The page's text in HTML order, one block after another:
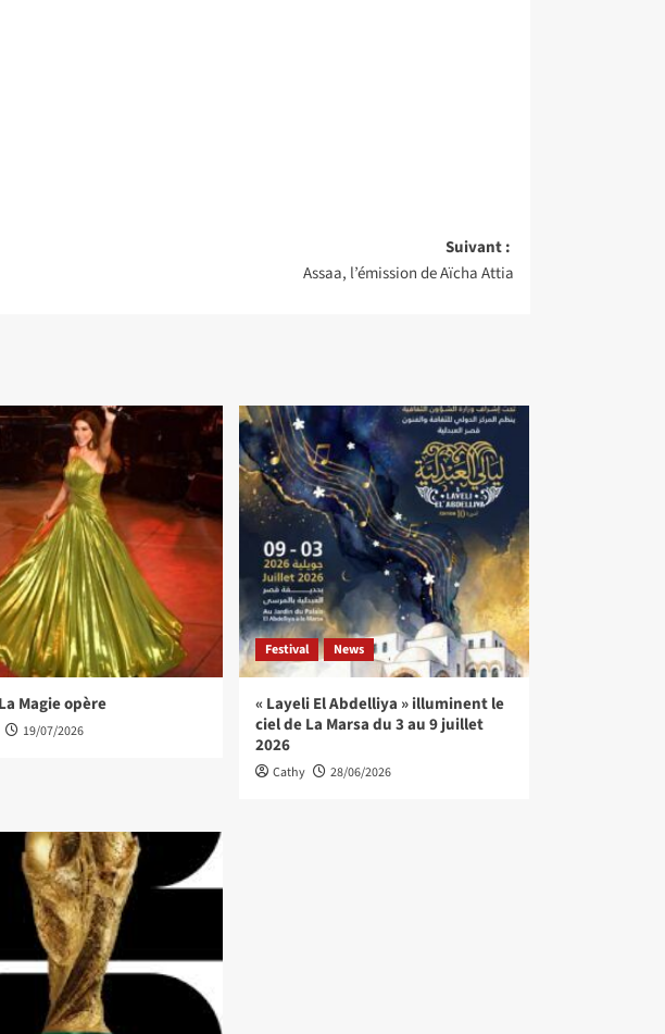
Suivant :
Assaa, l’émission de Aïcha Attia
Magie opère
19/07/2026
Festival News
« Layeli El Abdelliya » illuminent le
ciel de La Marsa du 3 au 9 juillet
2026
Cathy 28/06/2026